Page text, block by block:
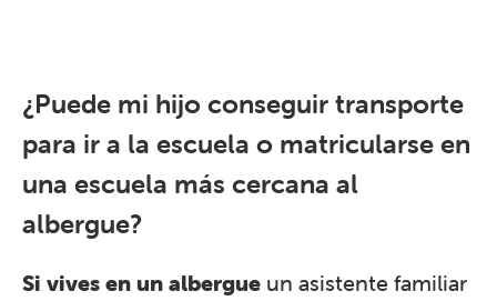
¿Puede mi hijo conseguir transporte
para ir a la escuela o matricularse en
una escuela más cercana al
albergue?
Si vives en un albergue un asistente familiar